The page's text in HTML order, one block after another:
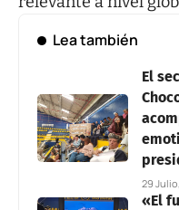
Lea también
El
29
«El